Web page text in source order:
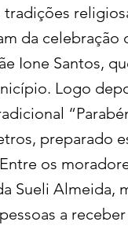
da
Ione Santos,
Logo
preparado
os
Sueli Almeida,
a